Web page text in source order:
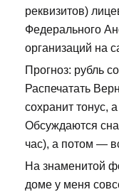
реквизитов)
Федерального
организаций на
Прогноз: рубль
Распечатать
сохранит тонус,
Обсуждаются
час), а потом —
На знаменитой
доме у меня